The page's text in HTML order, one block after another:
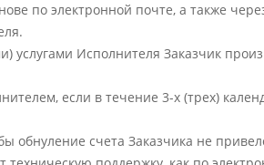
по электронной почте, а также
Исполнителя Заказчик
если в течение 3-х (трех)
обнуление счета Заказчика не